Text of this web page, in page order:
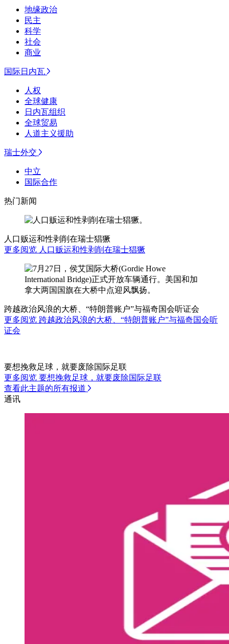
地缘政治
民主
科学
社会
商业
国际日内瓦
人权
全球健康
日内瓦组织
全球贸易
人道主义援助
瑞士外交
中立
国际合作
热门新闻
人口贩运和性剥削在瑞士猖獗
更多阅览 人口贩运和性剥削在瑞士猖獗
跨越政治风浪的大桥、“特朗普账户”与福奇国会听证会
更多阅览 跨越政治风浪的大桥、“特朗普账户”与福奇国会听
证会
要想挽救足球，就要废除国际足联
更多阅览 要想挽救足球，就要废除国际足联
查看此主题的所有报道
通讯